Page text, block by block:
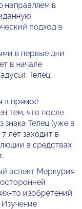
направляем в
подход в
в первые дни
в начале
Телец,
в прямое
тем, что после
знака Телец (уже в
лет заходит в
в средствах
аспект Меркурия
то изобретений